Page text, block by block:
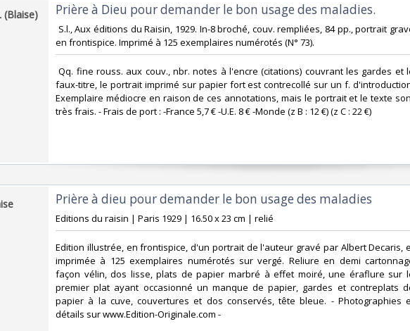
(Blaise)‎ ‎Prière à Dieu pour demander le bon usage des maladies.‎
S.l., Aux éditions du Raisin, 1929. In-8 broché, couv. rempliées, 84 pp., portrait
en frontispice. Imprimé à 125 exemplaires numérotés (N° 73). ‎
Qq. fine rouss. aux couv., nbr. notes à l'encre (citations) couvrant les gardes et
faux-titre, le portrait imprimé sur papier fort est contrecollé sur un f.
Exemplaire médiocre en raison de ces annotations, mais le portrait et le texte
très frais. - Frais de port : -France 5,7 € -U.E. 8 € -Monde (z B : 12 €) (z C : 22 €) ‎
‎Prière à dieu pour demander le bon usage des maladies‎
‎Editions du raisin | Paris 1929 | 16.50 x 23 cm | relié‎
‎Edition illustrée, en frontispice, d'un portrait de l'auteur gravé par Albert Decaris,
imprimée à 125 exemplaires numérotés sur vergé. Reliure en demi
façon vélin, dos lisse, plats de papier marbré à effet moiré, une éraflure sur
premier plat ayant occasionné un manque de papier, gardes et contreplats
papier à la cuve, couvertures et dos conservés, tête bleue. - Photographies
détails sur www.Edition-Originale.com -‎